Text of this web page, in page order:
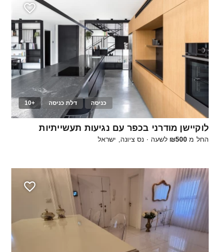
כניסה דלת כניסה +10
לוקיישן מודרני בכפר עם נגיעות תעשייתיות
החל מ ₪500 לשעה · נס ציונה, ישראל